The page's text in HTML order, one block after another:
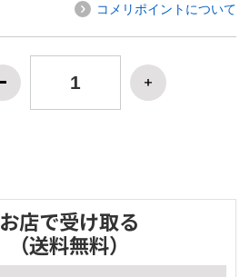
コメリポイントについて
お店で受け取る
（送料無料）